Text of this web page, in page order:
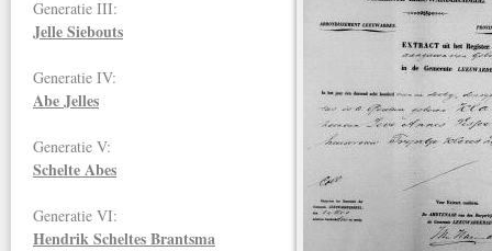
Generatie III:
Jelle Siebouts
Generatie IV:
Abe Jelles
Generatie V:
Schelte Abes
Generatie VI:
Hendrik Scheltes Brantsma